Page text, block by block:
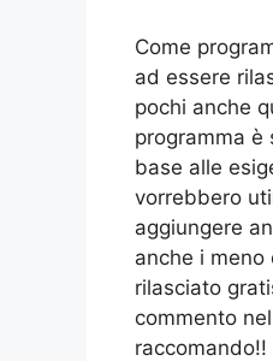
Come
ad essere
pochi anche
programma è
base alle
vorrebbero
aggiungere
anche i
rilasciato
commento
raccomando!!